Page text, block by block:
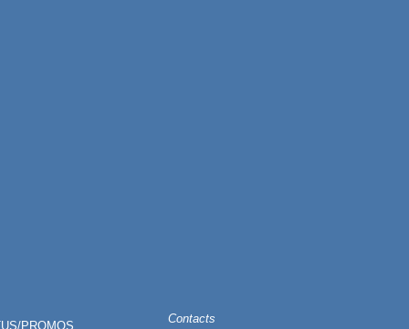
PROMOS
Contacts